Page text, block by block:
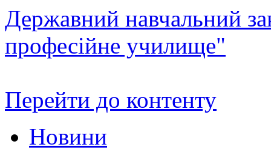
Державний навчальний
професійне училище"
Перейти до контенту
Новини